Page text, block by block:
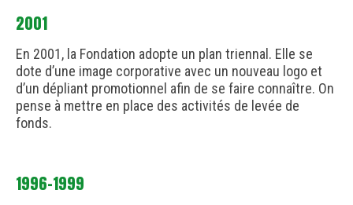
2001
En 2001, la Fondation adopte un plan triennal. Elle se
dote d’une image corporative avec un nouveau logo et
d’un dépliant promotionnel afin de se faire connaître. On
pense à mettre en place des activités de levée de
fonds.
1996-1999